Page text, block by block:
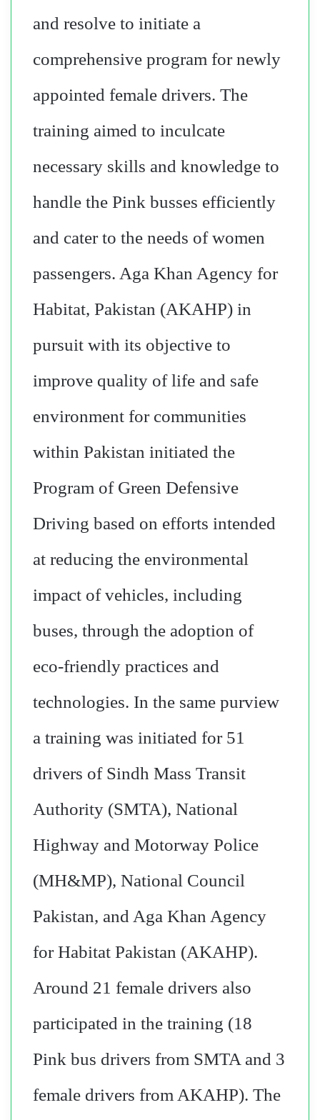
and resolve to initiate a
comprehensive program for newly
appointed female drivers. The
training aimed to inculcate
necessary skills and knowledge to
handle the Pink busses efficiently
and cater to the needs of women
passengers. Aga Khan Agency for
Habitat, Pakistan (AKAHP) in
pursuit with its objective to
improve quality of life and safe
environment for communities
within Pakistan initiated the
Program of Green Defensive
Driving based on efforts intended
at reducing the environmental
impact of vehicles, including
buses, through the adoption of
eco-friendly practices and
technologies. In the same purview
a training was initiated for 51
drivers of Sindh Mass Transit
Authority (SMTA), National
Highway and Motorway Police
(MH&MP), National Council
Pakistan, and Aga Khan Agency
for Habitat Pakistan (AKAHP).
Around 21 female drivers also
participated in the training (18
Pink bus drivers from SMTA and 3
female drivers from AKAHP). The